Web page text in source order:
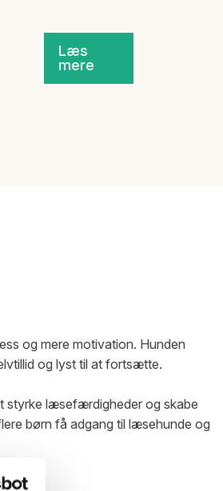
Læs
mere
og mere motivation. Hunden
og lyst til at fortsætte.
styrke læsefærdigheder og skabe
børn få adgang til læsehunde og